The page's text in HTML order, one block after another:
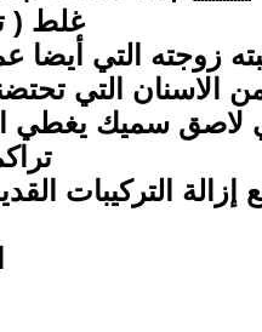
غلط (
زوجته التي أيضا
الاسنان التي
لاصق سميك يغطي
إزالة التركيبات